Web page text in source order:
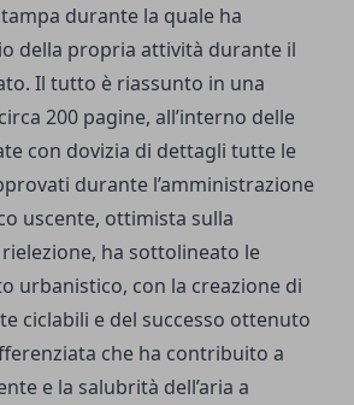
durante la quale ha
della propria attività durante il
Il tutto è riassunto in una
200 pagine, all’interno delle
con dovizia di dettagli tutte le
durante l’amministrazione
uscente, ottimista sulla
ha sottolineato le
urbanistico, con la creazione di
ciclabili e del successo ottenuto
che ha contribuito a
e la salubrità dell’aria a